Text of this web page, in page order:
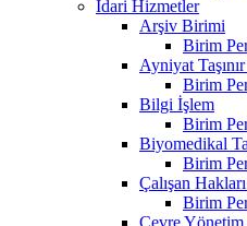
İdari Hizmetler
Arşiv Birimi
Birim
Ayniyat
Birim
Bilgi İşlem
Birim
Biyomedikal
Birim
Çalışan
Birim
Çevre